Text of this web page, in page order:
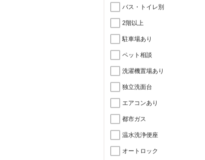
バス・トイレ別
2階以上
駐車場あり
ペット相談
洗濯機置場あり
独立洗面台
エアコンあり
都市ガス
温水洗浄便座
オートロック